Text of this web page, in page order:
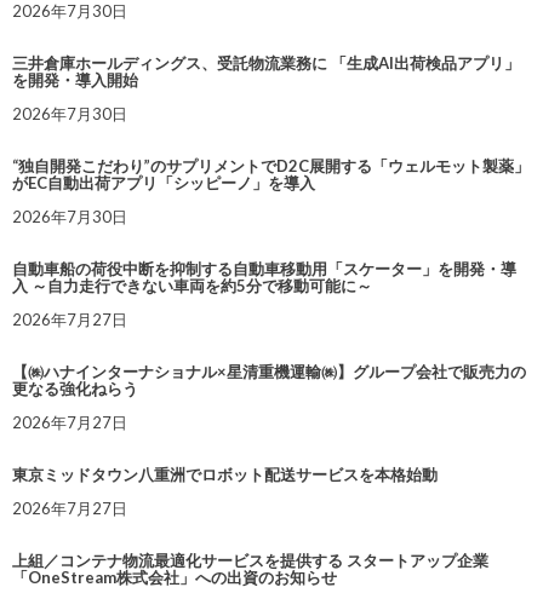
2026年7月30日
三井倉庫ホールディングス、受託物流業務に 「生成AI出荷検品アプリ」
を開発・導入開始
2026年7月30日
“独自開発こだわり”のサプリメントでD2C展開する「ウェルモット製薬」
がEC自動出荷アプリ「シッピーノ」を導入
2026年7月30日
自動車船の荷役中断を抑制する自動車移動用「スケーター」を開発・導
入 ～自力走行できない車両を約5分で移動可能に～
2026年7月27日
【㈱ハナインターナショナル×星清重機運輸㈱】グループ会社で販売力の
更なる強化ねらう
2026年7月27日
東京ミッドタウン八重洲でロボット配送サービスを本格始動
2026年7月27日
上組／コンテナ物流最適化サービスを提供する スタートアップ企業
「OneStream株式会社」への出資のお知らせ